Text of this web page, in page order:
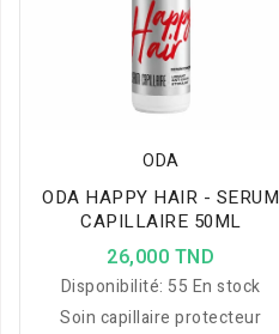
ODA
ODA HAPPY HAIR - SERUM
CAPILLAIRE 50ML
26,000 TND
Disponibilité: 55 En stock
Soin capillaire protecteur